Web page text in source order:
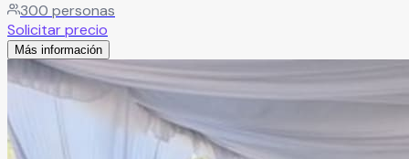
vintage. Nuestro jardín está impecable, con cascadas de
luces en los muros.
300 personas
Solicitar precio
Más información